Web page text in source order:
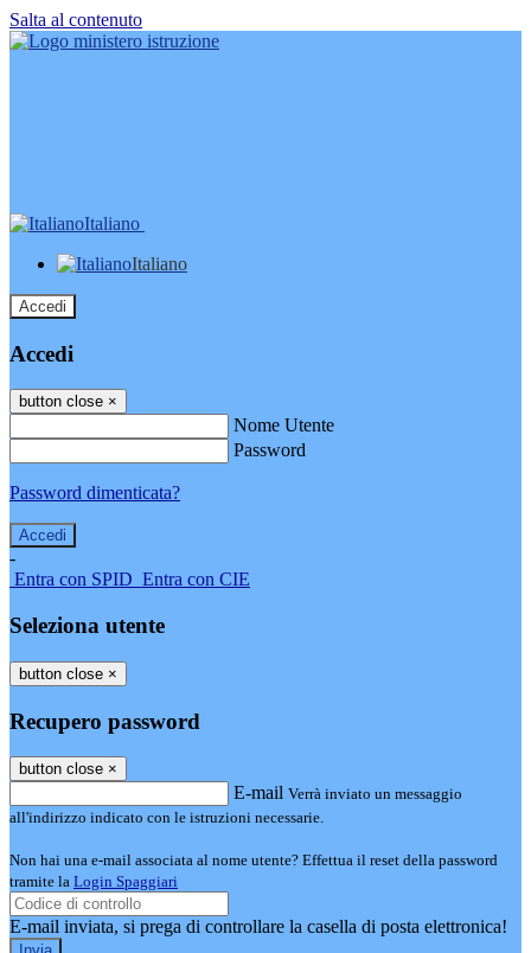
Salta al contenuto
Italiano
Italiano
Accedi
Accedi
button close ×
Nome Utente
Password
Password dimenticata?
-
Entra con SPID Entra con CIE
Seleziona utente
button close ×
Recupero password
button close ×
E-mail Verrà inviato un messaggio
all'indirizzo indicato con le istruzioni necessarie.
Non hai una e-mail associata al nome utente? Effettua il reset della password
tramite la Login Spaggiari
E-mail inviata, si prega di controllare la casella di posta elettronica!